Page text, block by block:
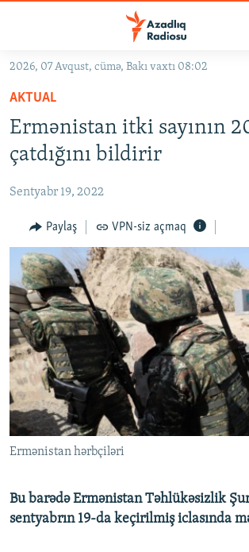
Əsas
qayıt
Əsas
naviqasiyaya
qayıt
Axtarışa
KORRUPSIOMETR
#ƏSLINDƏ
FƏRQƏ BAX
QANUNI DOĞRU
ARAŞDIRMA
MULTIMEDIA
VIDEO
FOTOQALEREYA
İNFOQRAFIKA
KARIKATURA
RADIO ARXIV
OXU ZALI
AZƏRBAYCAN ƏDƏBIYYATI KITABXANASI
İSLAM VƏ DEMOKRATIYA
İZ - MƏDƏNIYYƏT PROQRAMI
HAQQIMIZDA
MISSIYAMIZ
PEŞƏ ETIKASI VƏ JURNALISTIKA STANDARTLARIMIZ
MATERIALLARIMIZDAN ISTIFADƏ
AZADLIQRADIOSU MOBIL TELEFONUNUZDA
XƏBƏR BÜLLETENLƏRIMIZ
BIZI IZLƏ
RFE/RL-in bütün saytları
2026, 07 Avqust, cümə, Bakı vaxtı 08:02
AKTUAL
Ermənistan itki sayının
çatdığını bildirir
Sentyabr 19, 2022
Paylaş VPN-siz açmaq
Ermənistan hərbçiləri
Bu barədə Ermənistan Təhlükəsizlik
sentyabrın 19-da keçirilmiş iclasında